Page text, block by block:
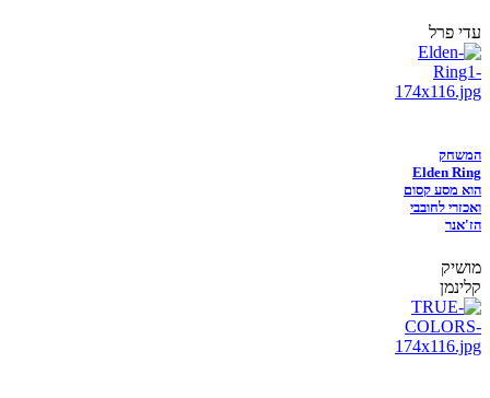
עדי פרל
המשחק
Elden Ring
הוא מסע קסום
ואכזרי לחובבי
הז'אנר
מושיק
קלינמן